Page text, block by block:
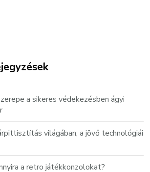
a sikeres védekezésben ágyi
világában, a jövő technológiái
a retro játékkonzolokat?